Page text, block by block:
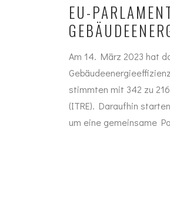
EU-
Am 14. März 2023 hat
stimmten mit 342 zu
(ITRE). Daraufhin
um eine gemeinsame